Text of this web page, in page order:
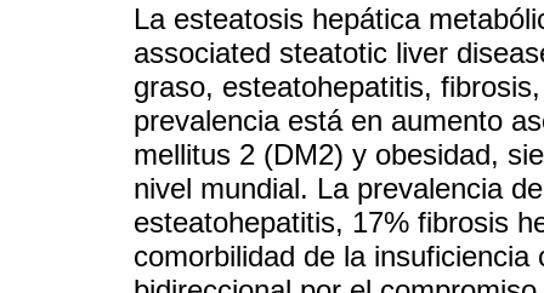
La esteatosis hepática
associated steatotic liver
graso, esteatohepatitis,
prevalencia está en aumento
mellitus 2 (DM2) y obesidad,
nivel mundial. La prevalencia
esteatohepatitis, 17% fibrosis
comorbilidad de la